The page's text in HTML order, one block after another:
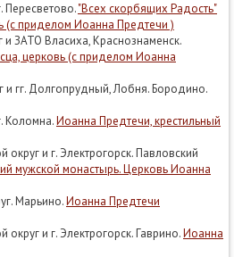
Пересветово."Всех скорбящих Радость"
(с приделом Иоанна Предтечи )
ЗАТО Власиха, Краснознаменск.
церковь (с приделом Иоанна
и гг. Долгопрудный, Лобня. Бородино.
Коломна.Иоанна Предтечи, крестильный
и г. Электрогорск. Павловский
мужской монастырь. Церковь Иоанна
Марьино.Иоанна Предтечи
и г. Электрогорск. Гаврино.Иоанна